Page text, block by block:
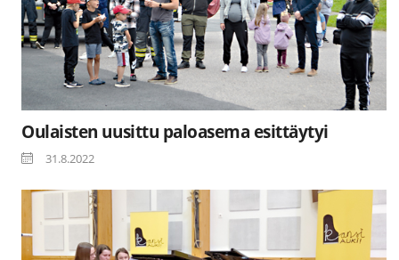
Oulaisten uusittu paloasema esittäytyi
31.8.2022